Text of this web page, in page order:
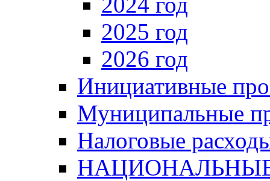
2025 год
2026 год
Инициативные
Муниципальные
Налоговые